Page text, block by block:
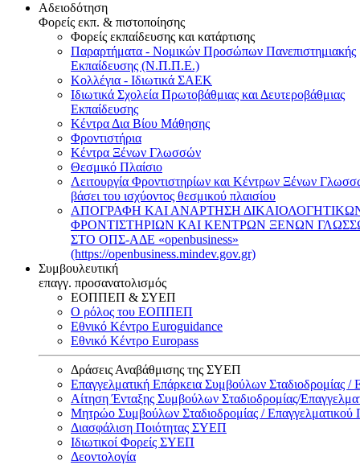
Αδειοδότηση
Φορείς εκπ. & πιστοποίησης
Φορείς εκπαίδευσης και κατάρτισης
Παραρτήματα - Νομικών Προσώπων Πανεπιστημιακής
Εκπαίδευσης (Ν.Π.Π.Ε.)
Κολλέγια - Ιδιωτικά ΣΑΕΚ
Ιδιωτικά Σχολεία Πρωτοβάθμιας και Δευτεροβάθμιας
Εκπαίδευσης
Κέντρα Δια Βίου Μάθησης
Φροντιστήρια
Κέντρα Ξένων Γλωσσών
Θεσμικό Πλαίσιο
Λειτουργία Φροντιστηρίων και Κέντρων Ξένων
βάσει του ισχύοντος θεσμικού πλαισίου
ΑΠΟΓΡΑΦΗ ΚΑΙ ΑΝΑΡΤΗΣΗ
ΦΡΟΝΤΙΣΤΗΡΙΩΝ ΚΑΙ ΚΕΝΤΡΩΝ ΞΕΝΩΝ
ΣΤΟ ΟΠΣ-ΑΔΕ «openbusiness»
(https://openbusiness.mindev.gov.gr)
Συμβουλευτική
επαγγ. προσανατολισμός
ΕΟΠΠΕΠ & ΣΥΕΠ
Ο ρόλος του ΕΟΠΠΕΠ
Εθνικό Κέντρο Euroguidance
Εθνικό Κέντρο Europass
Δράσεις Αναβάθμισης της ΣΥΕΠ
Επαγγελματική Επάρκεια Συμβούλων Σταδιοδρομίας /
Αίτηση Ένταξης Συμβούλων Σταδιοδρομίας/
Μητρώο Συμβούλων Σταδιοδρομίας / Επαγγελματικού
Διασφάλιση Ποιότητας ΣΥΕΠ
Ιδιωτικοί Φορείς ΣΥΕΠ
Δεοντολογία